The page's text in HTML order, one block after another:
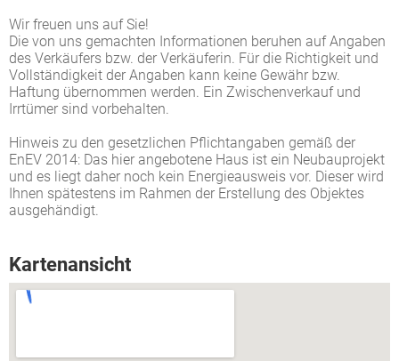
Wir freuen uns auf Sie!
Die von uns gemachten Informationen beruhen auf Angaben
des Verkäufers bzw. der Verkäuferin. Für die Richtigkeit und
Vollständigkeit der Angaben kann keine Gewähr bzw.
Haftung übernommen werden. Ein Zwischenverkauf und
Irrtümer sind vorbehalten.
Hinweis zu den gesetzlichen Pflichtangaben gemäß der
EnEV 2014: Das hier angebotene Haus ist ein Neubauprojekt
und es liegt daher noch kein Energieausweis vor. Dieser wird
Ihnen spätestens im Rahmen der Erstellung des Objektes
ausgehändigt.
Kartenansicht